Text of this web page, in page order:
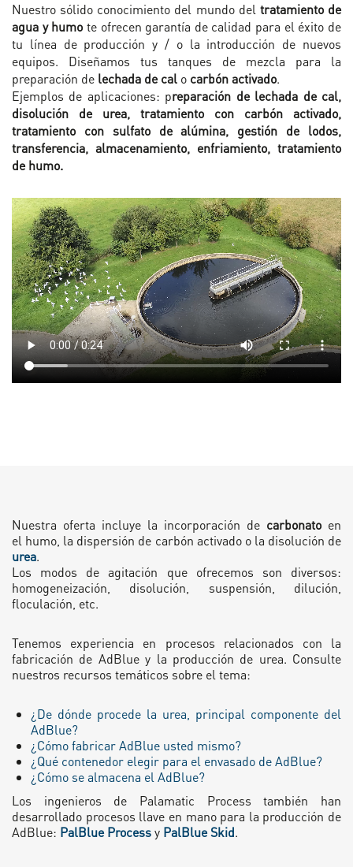
Nuestro sólido conocimiento del mundo del tratamiento de
agua y humo te ofrecen garantía de calidad para el éxito de
tu línea de producción y / o la introducción de nuevos
equipos. Diseñamos tus tanques de mezcla para la
preparación de lechada de cal o carbón activado.
Ejemplos de aplicaciones: preparación de lechada de cal,
disolución de urea, tratamiento con carbón activado,
tratamiento con sulfato de alúmina, gestión de lodos,
transferencia, almacenamiento, enfriamiento, tratamiento
de humo.
Nuestra oferta incluye la incorporación de carbonato en
el humo, la dispersión de carbón activado o la disolución de
urea.
Los modos de agitación que ofrecemos son diversos:
homogeneización, disolución, suspensión, dilución,
floculación, etc.
Tenemos experiencia en procesos relacionados con la
fabricación de AdBlue y la producción de urea. Consulte
nuestros recursos temáticos sobre el tema:
¿De dónde procede la urea, principal componente del
AdBlue?
¿Cómo fabricar AdBlue usted mismo?
¿Qué contenedor elegir para el envasado de AdBlue?
¿Cómo se almacena el AdBlue?
Los ingenieros de Palamatic Process también han
desarrollado procesos llave en mano para la producción de
AdBlue: PalBlue Processy PalBlue Skid.